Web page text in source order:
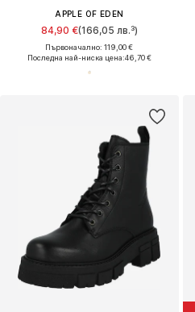
APPLE OF EDEN
84,90 €(166,05 лв.³)
Първоначално: 119,00 €
Последна най-ниска цена:46,70 €